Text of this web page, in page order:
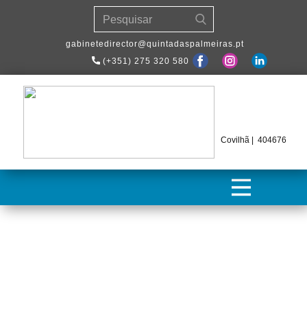
​gabinetedirector@quintadaspalmeiras.pt
(+351) 275 320 580
Covilhã | 404676